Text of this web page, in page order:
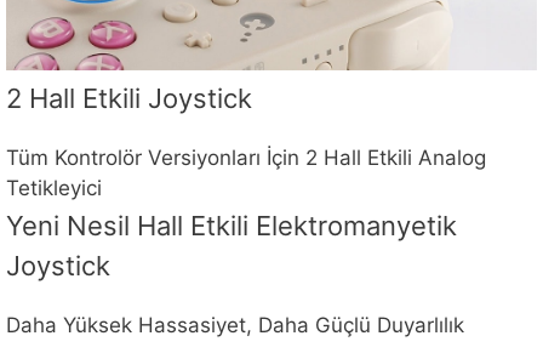
2 Hall Etkili Joystick
Tüm Kontrolör Versiyonları İçin 2 Hall Etkili Analog
Tetikleyici
Yeni Nesil Hall Etkili Elektromanyetik
Joystick
Daha Yüksek Hassasiyet, Daha Güçlü Duyarlılık